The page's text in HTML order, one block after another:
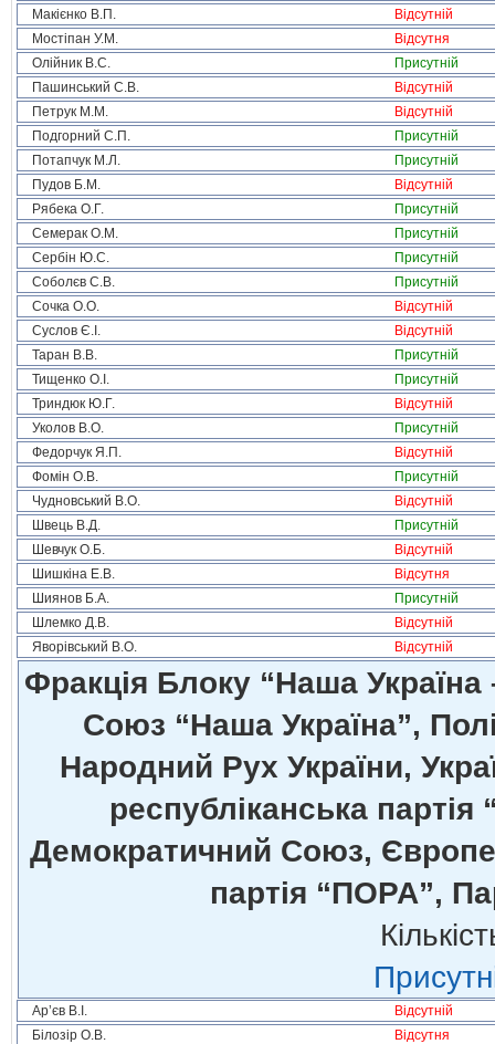
Макієнко В.П.
Відсутній
Мостіпан У.М.
Відсутня
Олійник В.С.
Присутній
Пашинський С.В.
Відсутній
Петрук М.М.
Відсутній
Подгорний С.П.
Присутній
Потапчук М.Л.
Присутній
Пудов Б.М.
Відсутній
Рябека О.Г.
Присутній
Семерак О.М.
Присутній
Сербін Ю.С.
Присутній
Соболєв С.В.
Присутній
Сочка О.О.
Відсутній
Суслов Є.І.
Відсутній
Таран В.В.
Присутній
Тищенко О.І.
Присутній
Триндюк Ю.Г.
Відсутній
Уколов В.О.
Присутній
Федорчук Я.П.
Відсутній
Фомін О.В.
Присутній
Чудновський В.О.
Відсутній
Швець В.Д.
Присутній
Шевчук О.Б.
Відсутній
Шишкіна Е.В.
Відсутня
Шиянов Б.А.
Присутній
Шлемко Д.В.
Відсутній
Яворівський В.О.
Відсутній
Фракція Блоку “Наша
Союз “Наша Україна”,
Народний Рух України,
республіканська
Демократичний Союз,
партія “ПОРА”,
Ар’єв В.І.
Відсутній
Білозір О.В.
Відсутня